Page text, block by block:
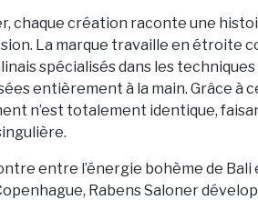
chaque création raconte une
La marque travaille en étroite
spécialisés dans les
entièrement à la main. Grâce à
n’est totalement identique,
entre l’énergie bohème de Bali
Rabens Saloner